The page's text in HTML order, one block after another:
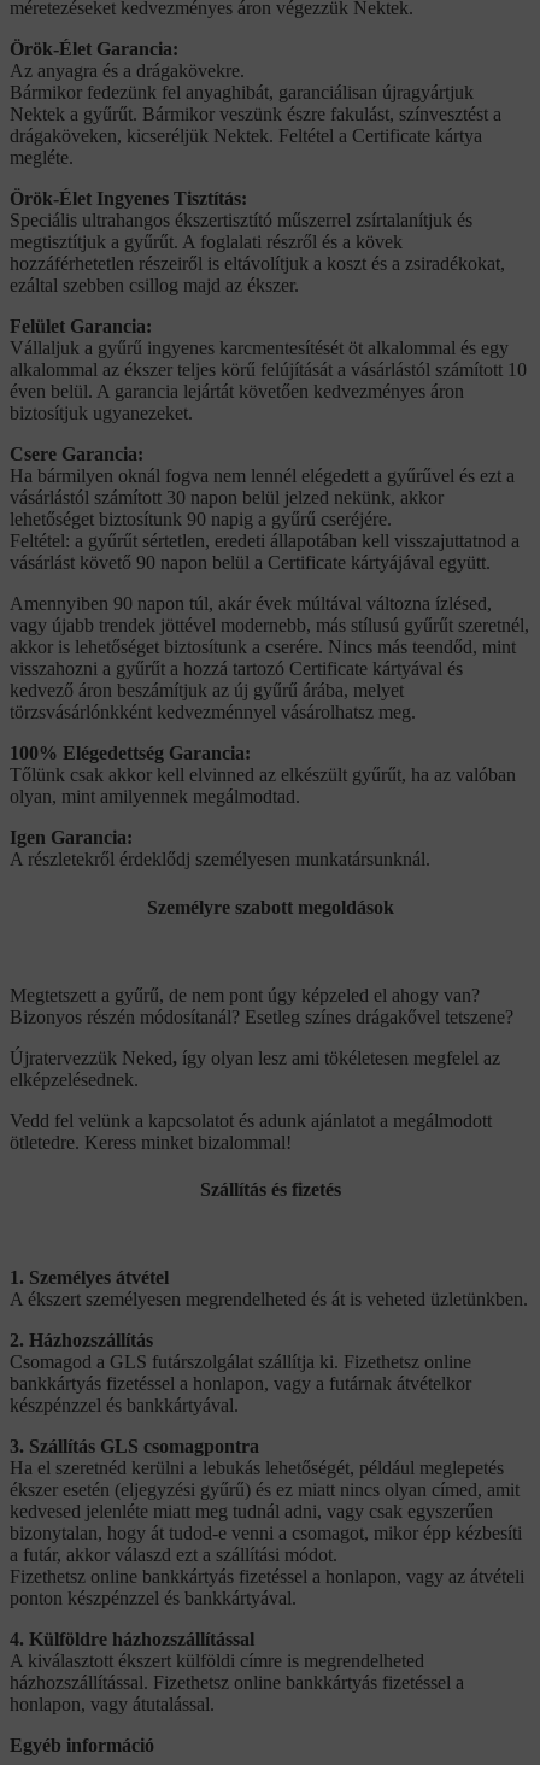
méretezéseket kedvezményes áron végezzük Nektek.
Örök-Élet Garancia:
Az anyagra és a drágakövekre.
Bármikor fedezünk fel anyaghibát, garanciálisan újragyártjuk
Nektek a gyűrűt. Bármikor veszünk észre fakulást, színvesztést a
drágaköveken, kicseréljük Nektek. Feltétel a Certificate kártya
megléte.
Örök-Élet Ingyenes Tisztítás:
Speciális ultrahangos ékszertisztító műszerrel zsírtalanítjuk és
megtisztítjuk a gyűrűt. A foglalati részről és a kövek
hozzáférhetetlen részeiről is eltávolítjuk a koszt és a zsiradékokat,
ezáltal szebben csillog majd az ékszer.
Felület Garancia:
Vállaljuk a gyűrű ingyenes karcmentesítését öt alkalommal és egy
alkalommal az ékszer teljes körű felújítását a vásárlástól számított 10
éven belül. A garancia lejártát követően kedvezményes áron
biztosítjuk ugyanezeket.
Csere Garancia:
Ha bármilyen oknál fogva nem lennél elégedett a gyűrűvel és ezt a
vásárlástól számított 30 napon belül jelzed nekünk, akkor
lehetőséget biztosítunk 90 napig a gyűrű cseréjére.
Feltétel: a gyűrűt sértetlen, eredeti állapotában kell visszajuttatnod a
vásárlást követő 90 napon belül a Certificate kártyájával együtt.
Amennyiben 90 napon túl, akár évek múltával változna ízlésed,
vagy újabb trendek jöttével modernebb, más stílusú gyűrűt szeretnél,
akkor is lehetőséget biztosítunk a cserére. Nincs más teendőd, mint
visszahozni a gyűrűt a hozzá tartozó Certificate kártyával és
kedvező áron beszámítjuk az új gyűrű árába, melyet
törzsvásárlónkként kedvezménnyel vásárolhatsz meg.
100% Elégedettség Garancia:
Tőlünk csak akkor kell elvinned az elkészült gyűrűt, ha az valóban
olyan, mint amilyennek megálmodtad.
Igen Garancia:
A részletekről érdeklődj személyesen munkatársunknál.
Személyre szabott megoldások
Megtetszett a gyűrű, de nem pont úgy képzeled el ahogy van?
Bizonyos részén módosítanál? Esetleg színes drágakővel tetszene?
Újratervezzük Neked, így olyan lesz ami tökéletesen megfelel az
elképzelésednek.
Vedd fel velünk a kapcsolatot és adunk ajánlatot a megálmodott
ötletedre. Keress minket bizalommal!
Szállítás és fizetés
1. Személyes átvétel
A ékszert személyesen megrendelheted és át is veheted üzletünkben.
2. Házhozszállítás
Csomagod a GLS futárszolgálat szállítja ki. Fizethetsz online
bankkártyás fizetéssel a honlapon, vagy a futárnak átvételkor
készpénzzel és bankkártyával.
3. Szállítás GLS csomagpontra
Ha el szeretnéd kerülni a lebukás lehetőségét, például meglepetés
ékszer esetén (eljegyzési gyűrű) és ez miatt nincs olyan címed, amit
kedvesed jelenléte miatt meg tudnál adni, vagy csak egyszerűen
bizonytalan, hogy át tudod-e venni a csomagot, mikor épp kézbesíti
a futár, akkor válaszd ezt a szállítási módot.
Fizethetsz online bankkártyás fizetéssel a honlapon, vagy az átvételi
ponton készpénzzel és bankkártyával.
4. Külföldre házhozszállítással
A kiválasztott ékszert külföldi címre is megrendelheted
házhozszállítással. Fizethetsz online bankkártyás fizetéssel a
honlapon, vagy átutalással.
Egyéb információ